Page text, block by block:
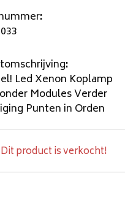
:
:
Led Xenon Koplamp
Modules Verder
Punten in Orden
Dit product is verkocht!